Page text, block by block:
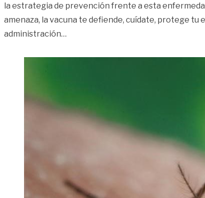
la estrategia de prevención frente a esta
amenaza, la vacuna te defiende, cuídate, protege tu
administración…